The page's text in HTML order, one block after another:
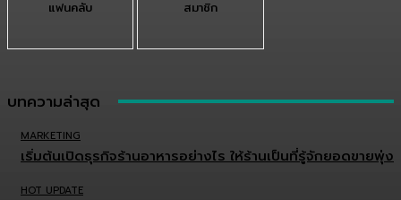
แฟนคลับ สมาชิก
บทความล่าสุด
MARKETING
เริ่มต้นเปิดธุรกิจร้านอาหารอย่างไร ให้ร้านเป็นที่รู้จักยอดขายพุ่ง
HOT UPDATE